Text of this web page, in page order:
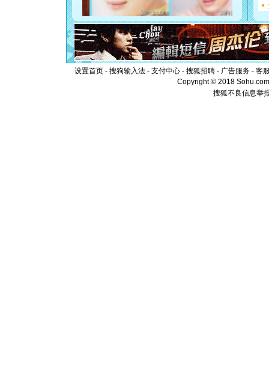
你是我
[元旦]
起；二是
离。水晶
[元旦]当
泣，这痛
卖了。水
[春节]
风
颜！冬去
道一声平
设置首页 - 搜狗输入法 - 支付中心 - 搜狐招聘 - 广告服务 - 客
Copyright © 2018
搜狐不良信息举